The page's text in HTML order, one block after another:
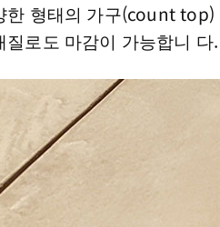
한 형태의 가구(count top)
질로도 마감이 가능합니 다.